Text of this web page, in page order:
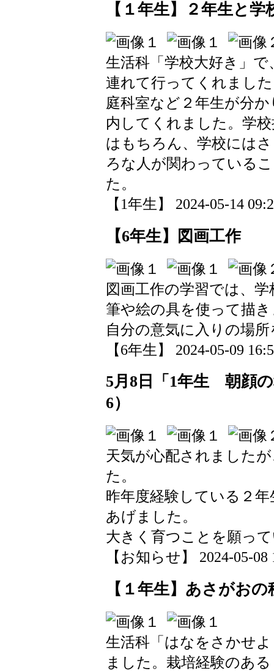
【１年生】２年生と学
生活科「学校大好き」
連れて行ってくれまし
庭科室など２年生が分
内してくれました。学
はもちろん、学校には
ろな人が関わっている
た。
【1年生】 2024-05-14
【6年生】図画工作
図画工作の学習では、
筆や絵の具を使って描
自分の意気に入りの場
【6年生】 2024-05-09
5月8日「1年生 朝顔
6）
天気が心配されました
た。
昨年度経験している２
あげました。
大きく育つことを願っ
【お知らせ】 2024-05-08
【１年生】あさがお
生活科「はなをさかせ
ました。栽培経験のあ